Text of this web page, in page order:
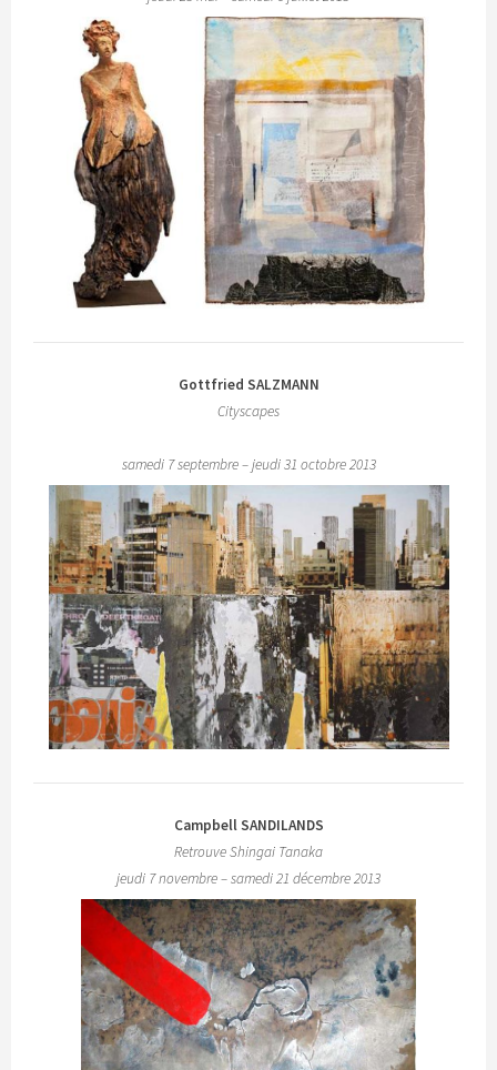
Gottfried SALZMANN
Cityscapes
samedi 7 septembre – jeudi 31 octobre 2013
Campbell SANDILANDS
Retrouve Shingai Tanaka
jeudi 7 novembre – samedi 21 décembre 2013